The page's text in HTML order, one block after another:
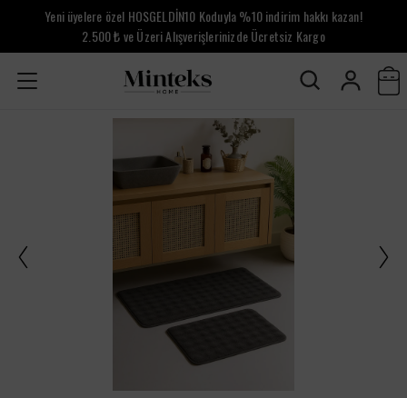
Yeni üyelere özel HOSGELDİN10 Koduyla %10 indirim hakkı kazan!
2.500 ₺ ve Üzeri Alışverişlerinizde Ücretsiz Kargo